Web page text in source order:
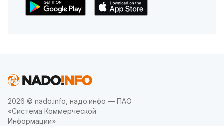
2026 © nado.info, надо.инфо — ПАО
«Система Коммерческой
Информации»